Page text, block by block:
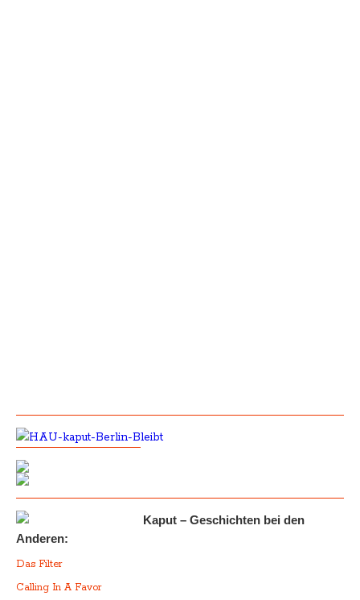
Kaput – Geschichten bei den
Anderen:
Das Filter
Calling In A Favor